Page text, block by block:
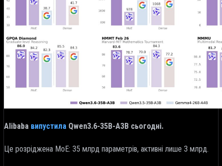
Alibaba випустила Qwen3.6-35B-A3B сьогодні.
Це розріджена MoE: 35 млрд параметрів, активні лише 3 млрд.